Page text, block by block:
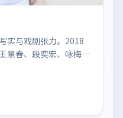
实与戏剧张力。2018
景春、段奕宏、咏梅、
像风格统一，配乐与剪